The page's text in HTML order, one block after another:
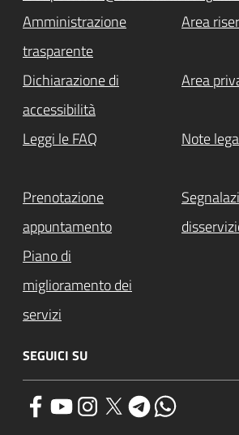
Amministrazione
trasparente
Area
Dichiarazione di
accessibilità
Area
Leggi le FAQ Note
Prenotazione
appuntamento
Attivo
Piano di
miglioramento dei
servizi
SEGUICI SU